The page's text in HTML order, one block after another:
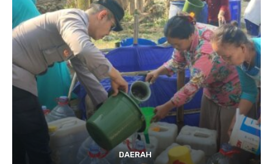
DAERAH